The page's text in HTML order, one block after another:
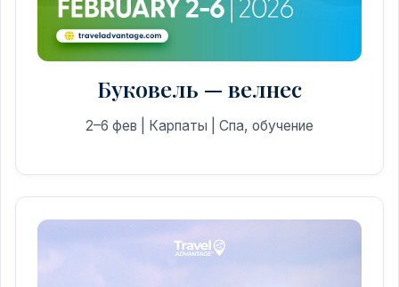
Буковель — велнес
2–6 фев | Карпаты | Спа, обучение